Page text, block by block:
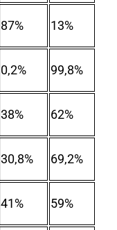
87% 13%
0,2% 99,8%
38% 62%
30,8% 69,2%
41% 59%